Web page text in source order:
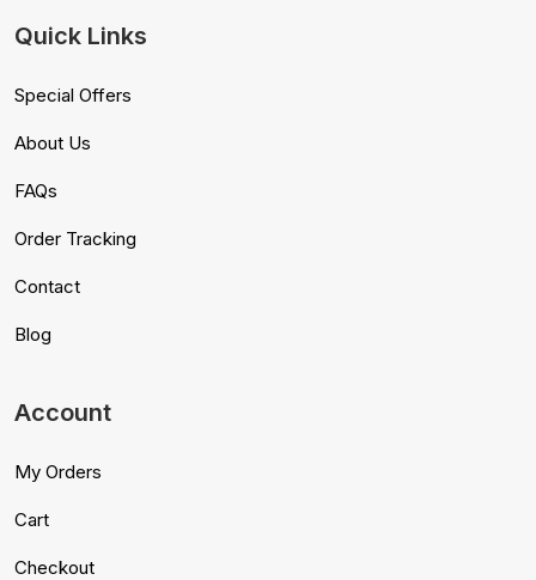
Quick Links
Special Offers
About Us
FAQs
Order Tracking
Contact
Blog
Account
My Orders
Cart
Checkout